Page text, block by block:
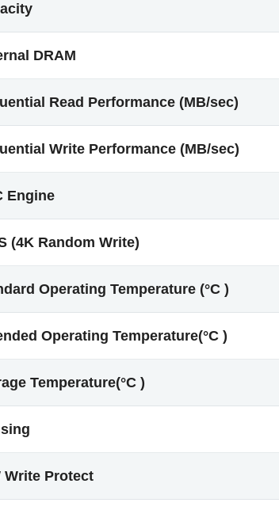
DRAM
Read Performance (MB/sec)
Write Performance (MB/sec)
Engine
(4K Random Write)
Operating Temperature (°C )
Operating Temperature(°C )
Temperature(°C )
Write Protect